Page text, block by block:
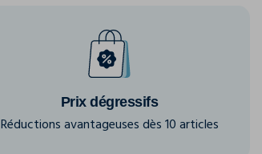
Prix dégressifs
Réductions avantageuses dès 10 articles